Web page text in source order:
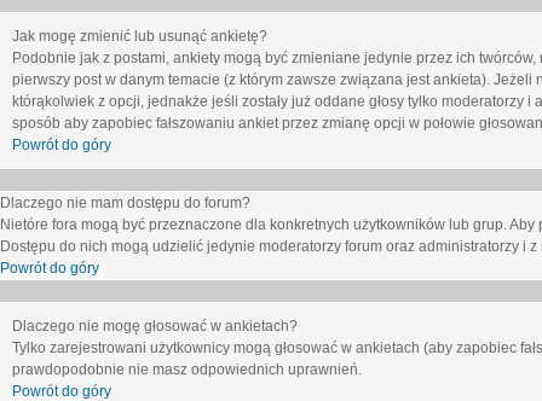
Jak mogę zmienić lub usunąć ankietę?
Podobnie jak z postami, ankiety mogą być zmieniane jedynie przez ich
pierwszy post w danym temacie (z którym zawsze związana jest ankieta).
którąkolwiek z opcji, jednakże jeśli zostały już oddane głosy tylko
sposób aby zapobiec fałszowaniu ankiet przez zmianę opcji w połowie
Powrót do góry
Dlaczego nie mam dostępu do forum?
Nietóre fora mogą być przeznaczone dla konkretnych użytkowników lub grup.
Dostępu do nich mogą udzielić jedynie moderatorzy forum oraz administratorzy i
Powrót do góry
Dlaczego nie mogę głosować w ankietach?
Tylko zarejestrowani użytkownicy mogą głosować w ankietach (aby zapobiec
prawdopodobnie nie masz odpowiednich uprawnień.
Powrót do góry